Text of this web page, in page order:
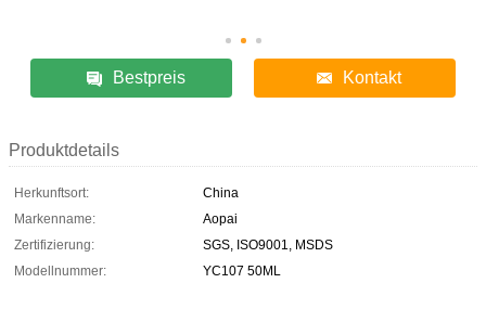
Bestpreis Kontakt
Produktdetails
Herkunftsort:
China
Markenname:
Aopai
Zertifizierung:
SGS, ISO9001, MSDS
Modellnummer:
YC107 50ML